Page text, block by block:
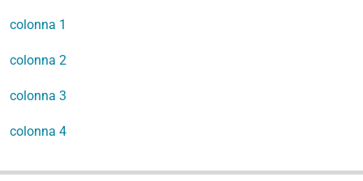
colonna 1
colonna 2
colonna 3
colonna 4